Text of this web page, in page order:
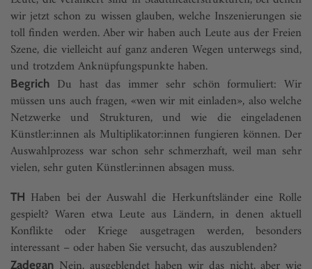
wir jetzt schon zu wissen glauben, welche Inszenierungen sie
toll finden werden. Aber wir haben auch Leute aus der Freien
Szene, die vielleicht auf ganz anderen Wegen unterwegs sind,
und trotzdem Anknüpfungspunkte haben.
Begrich Du hast das immer sehr schön formuliert: Wir
müssen uns auch fragen, «wen wir mit einladen», also welche
Netzwerke und Strukturen, und wie die eingeladenen
Künstler:innen als Multiplikator:innen fungieren können. Der
Auswahlprozess war schon sehr schmerzhaft, weil man sehr
vielen, sehr guten Künstler:innen absagen muss.
TH Haben bei der Auswahl die Herkunftsländer eine Rolle
gespielt? Waren etwa Leute aus Ländern, in denen aktuell
Konflikte oder Kriege ausgetragen werden, besonders
interessant – oder haben Sie versucht, das auszublenden?
Zadegan